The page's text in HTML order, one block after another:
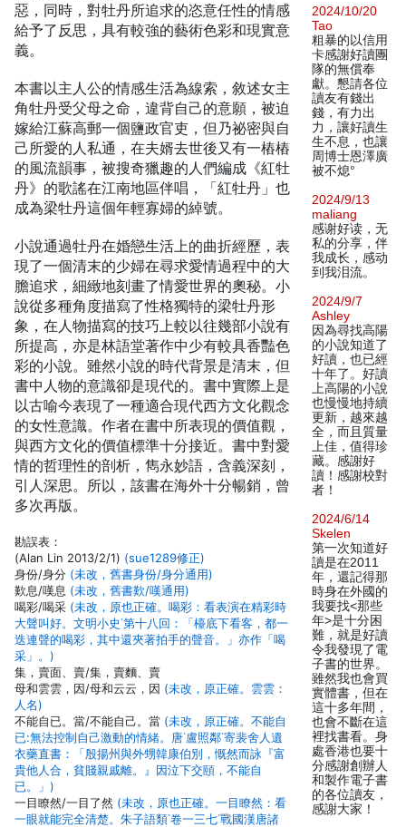
惡，同時，對牡丹所追求的恣意任性的情感
給予了反思，具有較強的藝術色彩和現實意
義。
本書以主人公的情感生活為線索，敘述女主
角牡丹受父母之命，違背自己的意願，被迫
嫁給江蘇高郵一個鹽政官吏，但乃祕密與自
己所愛的人私通，在夫婿去世後又有一樁樁
的風流韻事，被搜奇獵趣的人們編成《紅牡
丹》的歌謠在江南地區伴唱，「紅牡丹」也
成為梁牡丹這個年輕寡婦的綽號。
小說通過牡丹在婚戀生活上的曲折經歷，表
現了一個清末的少婦在尋求愛情過程中的大
膽追求，細緻地刻畫了情愛世界的奧秘。小
說從多種角度描寫了性格獨特的梁牡丹形
象，在人物描寫的技巧上較以往幾部小說有
所提高，亦是林語堂著作中少有較具香豔色
彩的小說。雖然小說的時代背景是清末，但
書中人物的意識卻是現代的。書中實際上是
以古喻今表現了一種適合現代西方文化觀念
的女性意識。作者在書中所表現的價值觀，
與西方文化的價值標準十分接近。書中對愛
情的哲理性的剖析，雋永妙語，含義深刻，
引人深思。所以，該書在海外十分暢銷，曾
多次再版。
勘誤表：
(Alan Lin 2013/2/1) (sue1289修正)
身份/身分 (未改，舊書身份/身分通用)
歎息/嘆息 (未改，舊書歎/嘆通用)
喝彩/喝采 (未改，原也正確。喝彩：看表演在精彩時
大聲叫好。文明小史˙第十八回：「檯底下看客，都一
迭連聲的喝彩，其中還夾著拍手的聲音。」亦作「喝
采」。)
集，賣面、賣/集，賣麵、賣
母和雲雲，因/母和云云，因 (未改，原正確。雲雲：
人名)
不能自已。當/不能自己。當 (未改，原正確。不能自
已:無法控制自己激動的情緒。唐˙盧照鄰˙寄裴舍人遺
衣藥直書：「殷揚州與外甥韓康伯別，慨然而詠『富
貴他人合，貧賤親戚離。』因泣下交頤，不能自
已。」)
一目瞭然/一目了然 (未改，原也正確。一目瞭然：看
一眼就能完全清楚。朱子語類˙卷一三七˙戰國漢唐諸
2024/10/20
Tao
粗暴的以信用
卡感謝好讀團
隊的無償奉
獻。懇請各位
讀友有錢出
錢，有力出
力，讓好讀生
生不息，也讓
周博士恩澤廣
被不熄°
2024/9/13
maliang
感谢好读，无
私的分享，伴
我成长，感动
到我泪流。
2024/9/7
Ashley
因為尋找高陽
的小說知道了
好讀，也已經
十年了。好讀
上高陽的小說
也慢慢地持續
更新，越來越
全，而且質量
上佳，值得珍
藏。感謝好
讀！感謝校對
者！
2024/6/14
Skelen
第一次知道好
讀是在2011
年，還記得那
時身在外國的
我要找<那些
年>是十分困
難，就是好讀
令我發現了電
子書的世界。
雖然我也會買
實體書，但在
這十多年間，
也會不斷在這
裡找書看。身
處香港也要十
分感謝創辦人
和製作電子書
的各位讀友，
感謝大家！